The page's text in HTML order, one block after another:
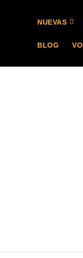
NUEVAS
BLOG